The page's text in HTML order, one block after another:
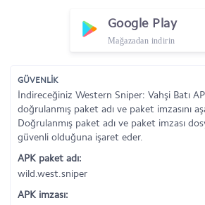
Google Play
Mağazadan indirin
GÜVENLİK
İndireceğiniz Western Sniper: Vahşi Batı
doğrulanmış paket adı ve paket imzasını
Doğrulanmış paket adı ve paket imzası
güvenli olduğuna işaret eder.
APK paket adı:
wild.west.sniper
APK imzası: